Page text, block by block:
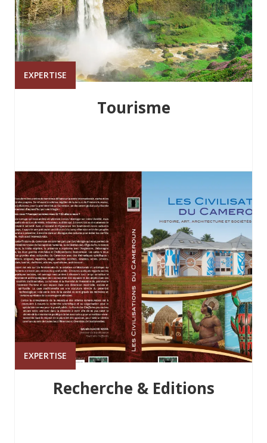
EXPERTISE
Tourisme
EXPERTISE
Recherche & Editions